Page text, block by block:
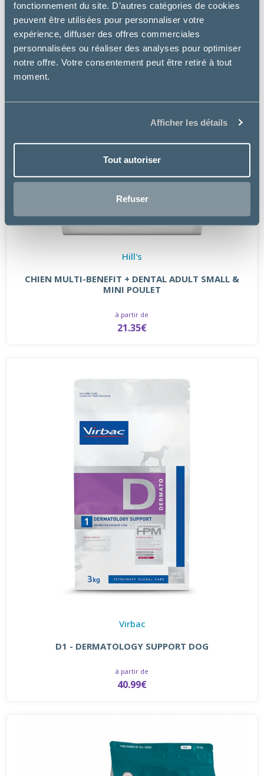
fonctionnement du site. D’autres catégories de cookies
peuvent être utilisées pour personnaliser votre
expérience, diffuser des offres commerciales
personnalisées ou réaliser des analyses pour optimiser
notre offre. Votre consentement peut être retiré à tout
moment.
Afficher les détails
Tout autoriser
Refuser
Hill's
CHIEN MULTI-BENEFIT + DENTAL ADULT SMALL &
MINI POULET
à partir de
21.35€
Virbac
D1 - DERMATOLOGY SUPPORT DOG
à partir de
40.99€